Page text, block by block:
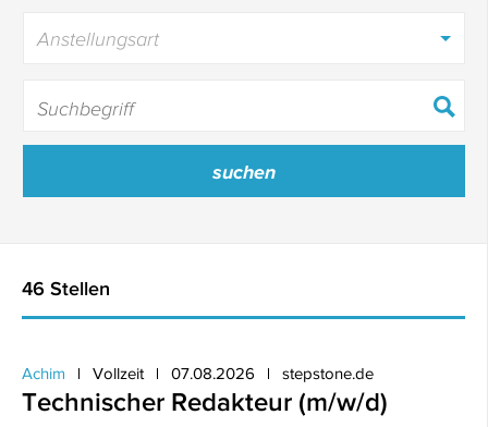
Anstellungsart
46 Stellen
Achim Vollzeit 07.08.2026 stepstone.de
Technischer Redakteur (m/w/d)